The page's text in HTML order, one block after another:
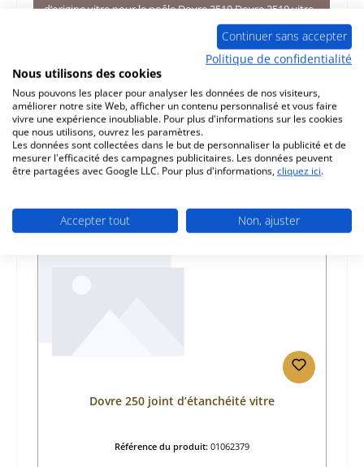
d‘origine vitre pour le poêle Dovre 2510 Dovre 2510 vitre
données clés: vitrocéramique thermorésistantPlus
Informations sur la sécurité du produit
Accessoire
Dovre 250 joint d’étanchéité vitre
Référence du produit: 01062379
Continuer sans accepter
Politique de confidentialité
Nous utilisons des cookies
Nous pouvons les placer pour analyser les données de nos visiteurs,
améliorer notre site Web, afficher un contenu personnalisé et vous faire
vivre une expérience inoubliable. Pour plus d'informations sur les cookies
que nous utilisons, ouvrez les paramètres.
Les données sont collectées dans le but de personnaliser la publicité et de
mesurer l'efficacité des campagnes publicitaires. Les données peuvent
être partagées avec Google LLC. Pour plus d'informations, cliquez ici.
Accepter tout Non, ajuster